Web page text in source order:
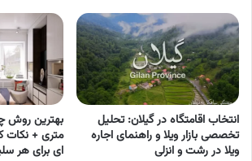
انتخاب اقامتگاه در گیلان: تحلیل
تخصصی بازار ویلا و راهنمای اجاره
ویلا در رشت و انزلی
متری + نکات
ای برای هر